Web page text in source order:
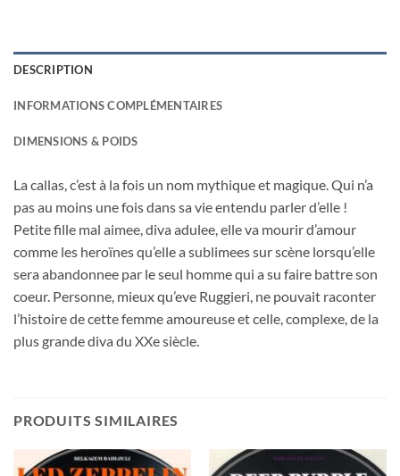
DESCRIPTION
INFORMATIONS COMPLÉMENTAIRES
DIMENSIONS & POIDS
La callas, c’est à la fois un nom mythique et magique. Qui n’a
pas au moins une fois dans sa vie entendu parler d’elle !
Petite fille mal aimee, diva adulee, elle va mourir d’amour
comme les heroïnes qu’elle a sublimees sur scène lorsqu’elle
sera abandonnee par le seul homme qui a su faire battre son
coeur. Personne, mieux qu’eve Ruggieri, ne pouvait raconter
l’histoire de cette femme amoureuse et celle, complexe, de la
plus grande diva du XXe siècle.
PRODUITS SIMILAIRES